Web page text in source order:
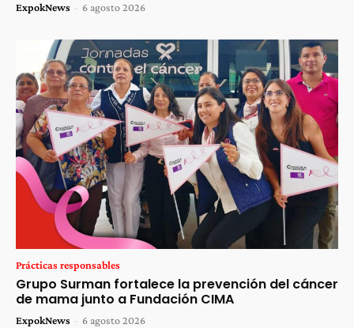
ExpokNews - 6 agosto 2026
Prácticas responsables
Grupo Surman fortalece la prevención del cáncer
de mama junto a Fundación CIMA
ExpokNews - 6 agosto 2026